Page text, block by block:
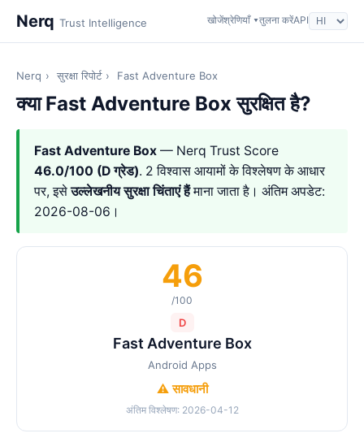
Nerq Trust Intelligence खोजेंश्रेणियाँ ▾तुलना करेंAPI
Nerq › सुरक्षा रिपोर्ट › Fast Adventure Box
क्या Fast Adventure Box सुरक्षित है?
Fast Adventure Box — Nerq Trust Score
46.0/100 (D ग्रेड). 2 विश्वास आयामों के विश्लेषण के आधार
पर, इसेउल्लेखनीय सुरक्षा चिंताएं हैंमाना जाता है। अंतिम अपडेट:
2026-08-06।
46
/100
D
Fast Adventure Box
Android Apps
⚠️ सावधानी
अंतिम विश्लेषण: 2026-04-12